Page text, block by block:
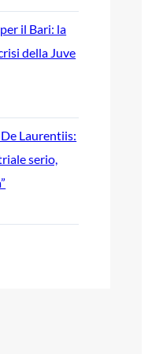
per il Bari: la
della Juve
Laurentiis:
serio,